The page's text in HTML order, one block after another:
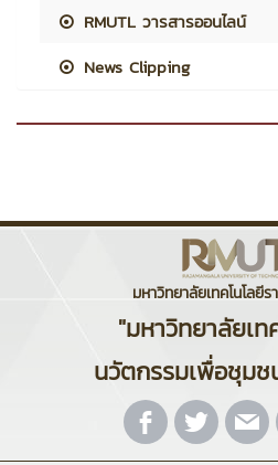
RMUTL วารสารออนไลน์
News Clipping
มหาวิทยาลัยเทคโนโลยี
"มหาวิทยาลัยเท
นวัตกรรมเพื่อชุม